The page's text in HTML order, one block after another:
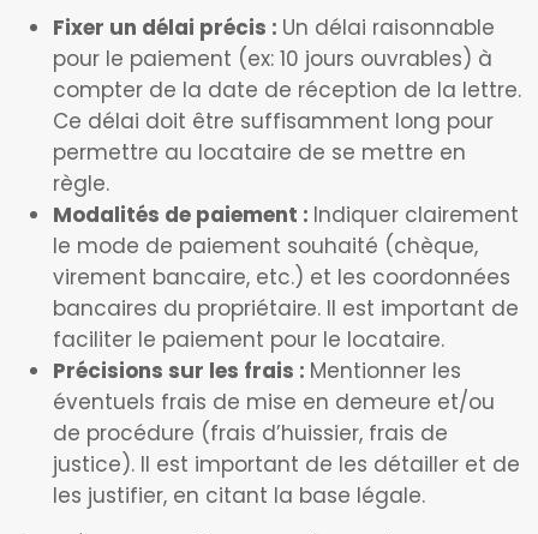
Fixer un délai précis : Un délai raisonnable
pour le paiement (ex: 10 jours ouvrables) à
compter de la date de réception de la lettre.
Ce délai doit être suffisamment long pour
permettre au locataire de se mettre en
règle.
Modalités de paiement : Indiquer clairement
le mode de paiement souhaité (chèque,
virement bancaire, etc.) et les coordonnées
bancaires du propriétaire. Il est important de
faciliter le paiement pour le locataire.
Précisions sur les frais : Mentionner les
éventuels frais de mise en demeure et/ou
de procédure (frais d’huissier, frais de
justice). Il est important de les détailler et de
les justifier, en citant la base légale.